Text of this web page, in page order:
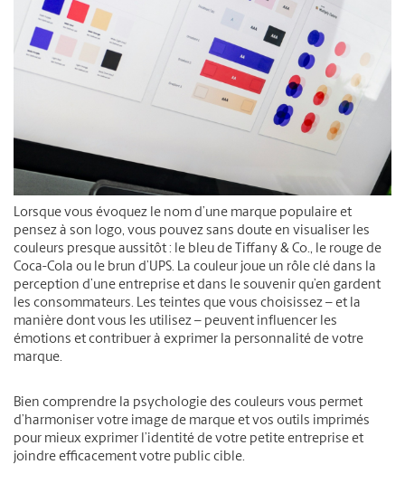
Lorsque vous évoquez le nom d’une marque populaire et
pensez à son logo, vous pouvez sans doute en visualiser les
couleurs presque aussitôt : le bleu de Tiffany & Co., le rouge de
Coca-Cola ou le brun d’UPS. La couleur joue un rôle clé dans la
perception d’une entreprise et dans le souvenir qu’en gardent
les consommateurs. Les teintes que vous choisissez – et la
manière dont vous les utilisez – peuvent influencer les
émotions et contribuer à exprimer la personnalité de votre
marque.
Bien comprendre la psychologie des couleurs vous permet
d’harmoniser votre image de marque et vos outils imprimés
pour mieux exprimer l’identité de votre petite entreprise et
joindre efficacement votre public cible.